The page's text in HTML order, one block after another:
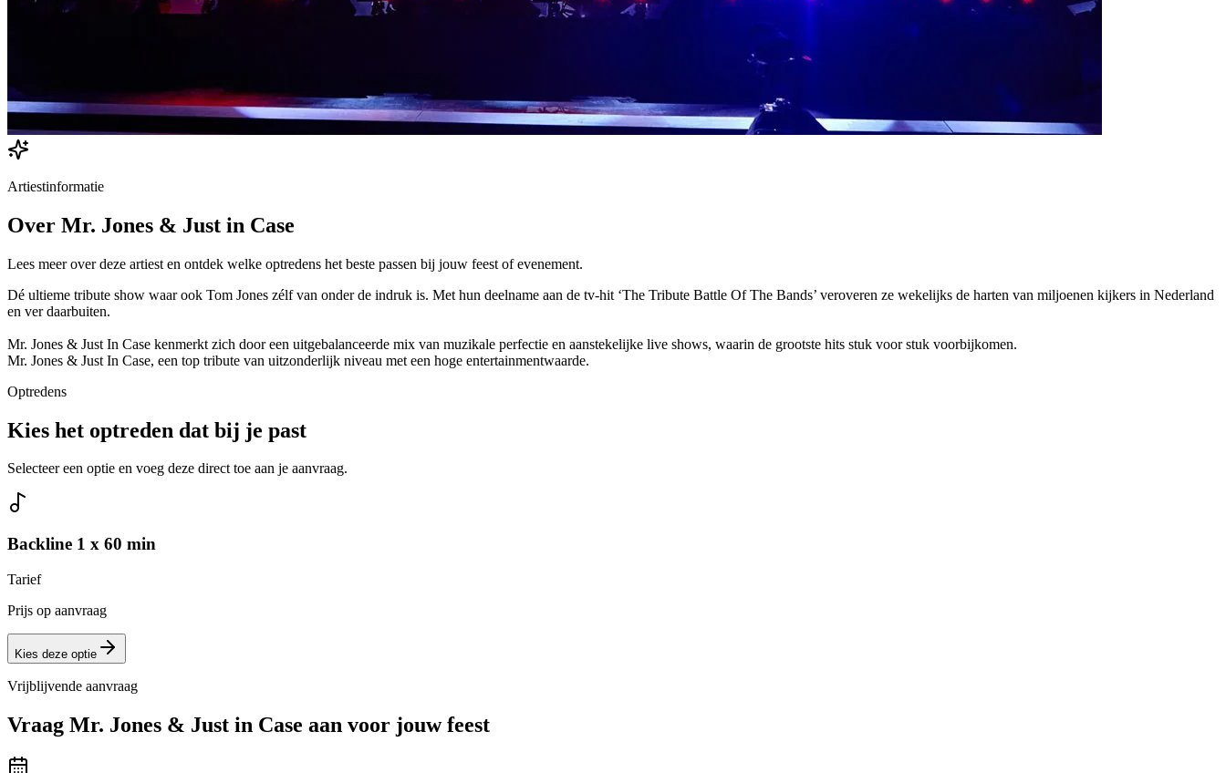
Artiestinformatie
Over Mr. Jones & Just in Case
Lees meer over deze artiest en ontdek welke optredens het beste passen bij jouw feest of evenement.
Dé ultieme tribute show waar ook Tom Jones zélf van onder de indruk is. Met hun deelname aan de tv-hit ‘The Tribute Battle Of The Bands’ veroveren ze wekelijks de harten van miljoenen kijkers in Nederland
en ver daarbuiten.
Mr. Jones & Just In Case kenmerkt zich door een uitgebalanceerde mix van muzikale perfectie en aanstekelijke live shows, waarin de grootste hits stuk voor stuk voorbijkomen.
Mr. Jones & Just In Case, een top tribute van uitzonderlijk niveau met een hoge entertainmentwaarde.
Optredens
Kies het optreden dat bij je past
Selecteer een optie en voeg deze direct toe aan je aanvraag.
Backline 1 x 60 min
Tarief
Prijs op aanvraag
Kies deze optie
Vrijblijvende aanvraag
Vraag Mr. Jones & Just in Case aan voor jouw feest